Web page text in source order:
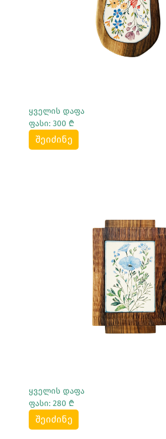
ყველის დაფა
ფასი: 300 ₾
შეიძინე
Სრულად Ნახვა
ყველის დაფა
ფასი: 280 ₾
შეიძინე